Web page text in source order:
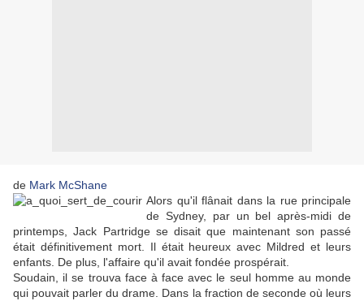
de Mark McShane
Alors qu'il flânait dans la rue principale
de Sydney, par un bel après-midi de
printemps, Jack Partridge se disait que maintenant son passé
était définitivement mort. Il était heureux avec Mildred et leurs
enfants. De plus, l'affaire qu'il avait fondée prospérait.
Soudain, il se trouva face à face avec le seul homme au monde
qui pouvait parler du drame. Dans la fraction de seconde où leurs